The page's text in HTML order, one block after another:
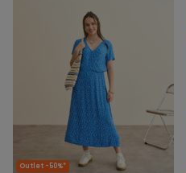
Outlet -50%*